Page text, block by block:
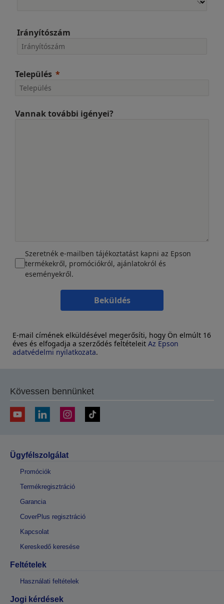
Irányítószám
Település
Vannak további igényei?
Szeretnék e-mailben tájékoztatást kapni az Epson
termékekről, promóciókról, ajánlatokról és
eseményekről.
Beküldés
E-mail címének elküldésével megerősíti, hogy Ön elmúlt 16
éves és elfogadja a szerződés feltételeit Az Epson
adatvédelmi nyilatkozata.
Kövessen bennünket
Ügyfélszolgálat
Promóciók
Termékregisztráció
Garancia
CoverPlus regisztráció
Kapcsolat
Kereskedő keresése
Feltételek
Használati feltételek
Jogi kérdések